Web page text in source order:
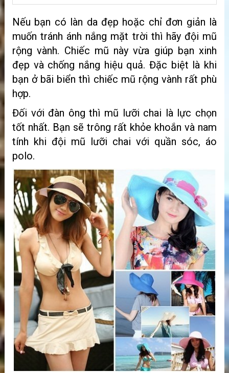
Nếu bạn có làn da đẹp hoặc chỉ đơn giản là
muốn tránh ánh nắng mặt trời thì hãy đội mũ
rộng vành. Chiếc mũ này vừa giúp bạn xinh
đẹp và chống nắng hiệu quả. Đặc biệt là khi
bạn ở bãi biển thì chiếc mũ rộng vành rất phù
hợp.
Đối với đàn ông thì mũ lưỡi chai là lực chọn
tốt nhất. Bạn sẽ trông rất khỏe khoắn và nam
tính khi đội mũ lưỡi chai với quần sóc, áo
polo.